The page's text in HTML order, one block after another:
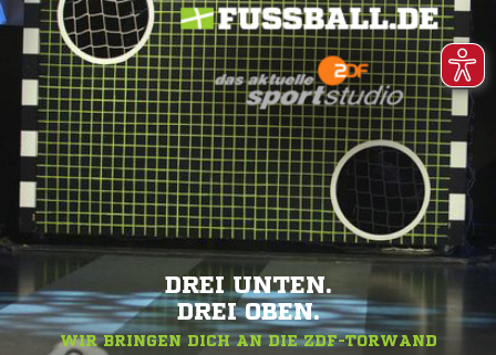
DREI UNTEN.
DREI OBEN.
WIR BRINGEN DICH AN DIE ZDF-TORWAND